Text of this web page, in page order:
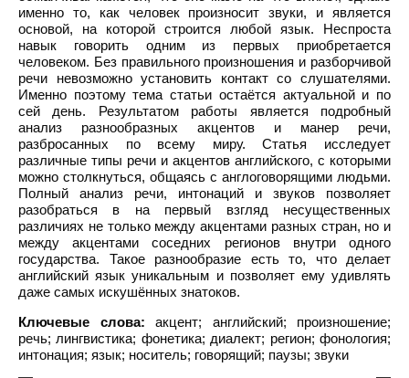
именно то, как человек произносит звуки, и является
основой, на которой строится любой язык. Неспроста
навык говорить одним из первых приобретается
человеком. Без правильного произношения и разборчивой
речи невозможно установить контакт со слушателями.
Именно поэтому тема статьи остаётся актуальной и по
сей день. Результатом работы является подробный
анализ разнообразных акцентов и манер речи,
разбросанных по всему миру. Статья исследует
различные типы речи и акцентов английского, с которыми
можно столкнуться, общаясь с англоговорящими людьми.
Полный анализ речи, интонаций и звуков позволяет
разобраться в на первый взгляд несущественных
различиях не только между акцентами разных стран, но и
между акцентами соседних регионов внутри одного
государства. Такое разнообразие есть то, что делает
английский язык уникальным и позволяет ему удивлять
даже самых искушённых знатоков.
Ключевые слова: акцент; английский; произношение;
речь; лингвистика; фонетика; диалект; регион; фонология;
интонация; язык; носитель; говорящий; паузы; звуки